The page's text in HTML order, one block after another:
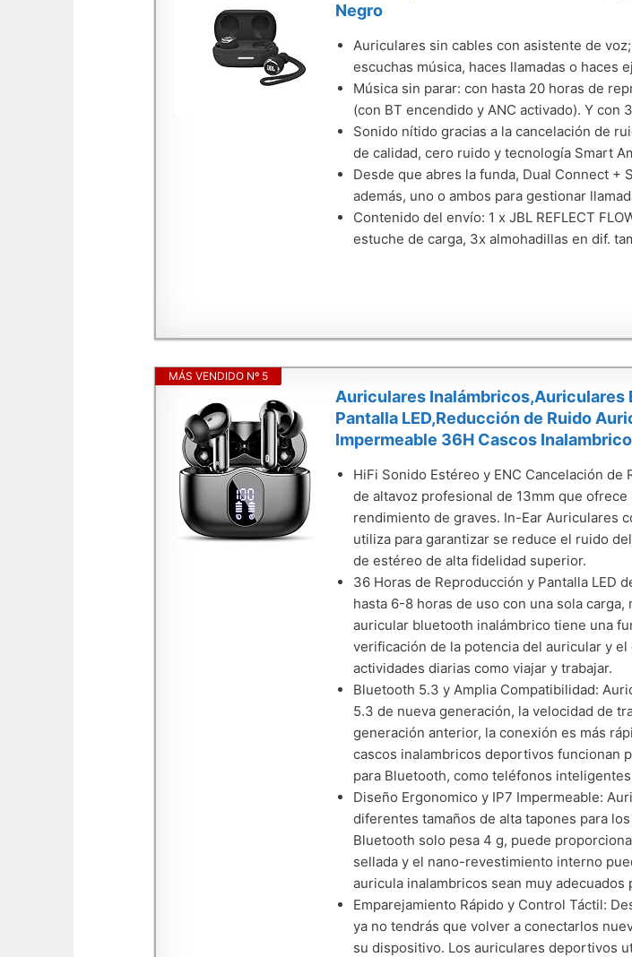
Negro
Auriculares sin cables con asistente de
escuchas música, haces llamadas o haces
Música sin parar: con hasta 20 horas de
(con BT encendido y ANC activado). Y con
Sonido nítido gracias a la cancelación de
de calidad, cero ruido y tecnología Smart
Desde que abres la funda, Dual Connect
además, uno o ambos para gestionar
Contenido del envío: 1 x JBL REFLECT
estuche de carga, 3x almohadillas en dif.
MÁS VENDIDO Nº 5
Auriculares Inalámbricos,Auriculares
Pantalla LED,Reducción de Ruido
Impermeable 36H Cascos
HiFi Sonido Estéreo y ENC Cancelación
de altavoz profesional de 13mm que
rendimiento de graves. In-Ear Auriculares
utiliza para garantizar se reduce el ruido
de estéreo de alta fidelidad superior.
36 Horas de Reproducción y Pantalla LED
hasta 6-8 horas de uso con una sola
auricular bluetooth inalámbrico tiene una
verificación de la potencia del auricular y
actividades diarias como viajar y trabajar.
Bluetooth 5.3 y Amplia Compatibilidad:
5.3 de nueva generación, la velocidad de
generación anterior, la conexión es más
cascos inalambricos deportivos funcionan
para Bluetooth, como teléfonos
Diseño Ergonomico y IP7 Impermeable:
diferentes tamaños de alta tapones para
Bluetooth solo pesa 4 g, puede
sellada y el nano-revestimiento interno
auricula inalambricos sean muy
Emparejamiento Rápido y Control Táctil:
ya no tendrás que volver a conectarlos
su dispositivo. Los auriculares deportivos